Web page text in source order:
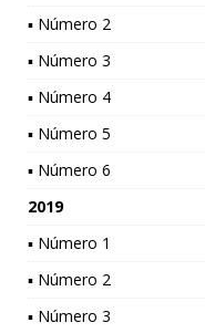
▪ Número 2
▪ Número 3
▪ Número 4
▪ Número 5
▪ Número 6
2019
▪ Número 1
▪ Número 2
▪ Número 3